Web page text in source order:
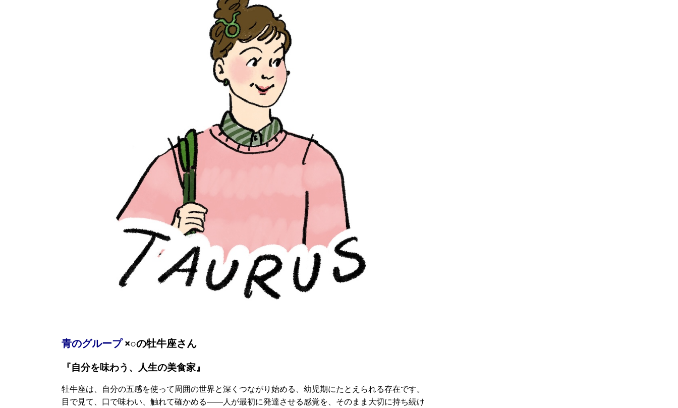
青のグループ×○の牡牛座さん
『自分を味わう、人生の美食家』
牡牛座は、自分の五感を使って周囲の世界と深くつながり始める、幼児期にたとえられる存在です。
目で見て、口で味わい、触れて確かめる――人が最初に発達させる感覚を、そのまま大切に持ち続け